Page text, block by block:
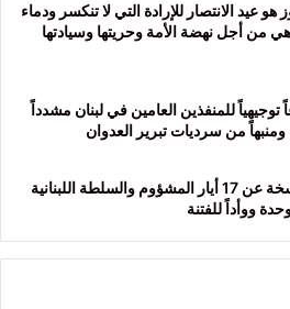
عيد الفداء في 8 تموز هو عيد الانتصار للإرادة التي لا تنكسر ودماء
من أجل نهضة الأمة وحريتها وسيادتها
للمنفذين العامين في لبنان مشدداً
من سرديات تبرير العدوان
“القومي”: “اتفاق الاطار” نسخة عن 17 أيار المشؤوم والسلطة اللبنانية
ووأداً للفتنة